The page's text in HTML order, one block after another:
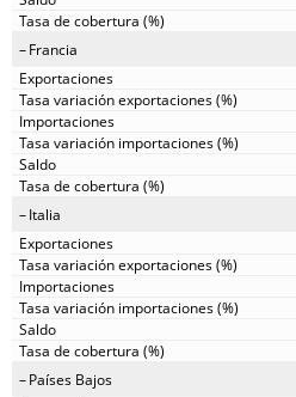
Francia
Italia
Países Bajos